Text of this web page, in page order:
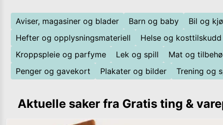
Aviser, magasiner og blader Barn og baby Bil og
Hefter og opplysningsmateriell
Helse og kosttilskudd
Kroppspleie og parfyme
Lek og spill Mat og
Penger og gavekort
Plakater og bilder Trening og
Aktuelle saker fra Gratis ting &